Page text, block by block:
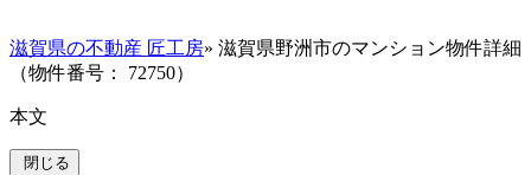
滋賀県の不動産 匠工房» 滋賀県野洲市のマンション物件詳細
（物件番号： 72750）
本文
閉じる